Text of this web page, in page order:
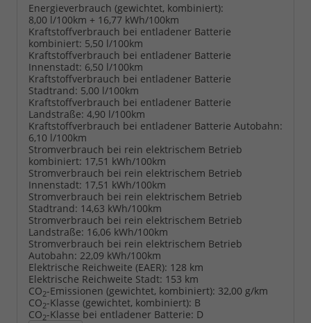
Energieverbrauch (gewichtet, kombiniert):
8,00 l/100km + 16,77 kWh/100km
Kraftstoffverbrauch bei entladener Batterie
kombiniert: 5,50 l/100km
Kraftstoffverbrauch bei entladener Batterie
Innenstadt: 6,50 l/100km
Kraftstoffverbrauch bei entladener Batterie
Stadtrand: 5,00 l/100km
Kraftstoffverbrauch bei entladener Batterie
Landstraße: 4,90 l/100km
Kraftstoffverbrauch bei entladener Batterie Autobahn:
6,10 l/100km
Stromverbrauch bei rein elektrischem Betrieb
kombiniert: 17,51 kWh/100km
Stromverbrauch bei rein elektrischem Betrieb
Innenstadt: 17,51 kWh/100km
Stromverbrauch bei rein elektrischem Betrieb
Stadtrand: 14,63 kWh/100km
Stromverbrauch bei rein elektrischem Betrieb
Landstraße: 16,06 kWh/100km
Stromverbrauch bei rein elektrischem Betrieb
Autobahn: 22,09 kWh/100km
Elektrische Reichweite (EAER): 128 km
Elektrische Reichweite Stadt: 153 km
CO2-Emissionen (gewichtet, kombiniert): 32,00 g/km
CO2-Klasse (gewichtet, kombiniert): B
CO2-Klasse bei entladener Batterie: D